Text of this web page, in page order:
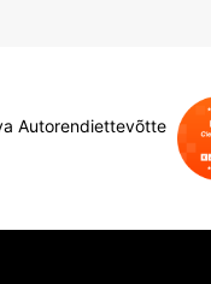
Autorendiettevõtte